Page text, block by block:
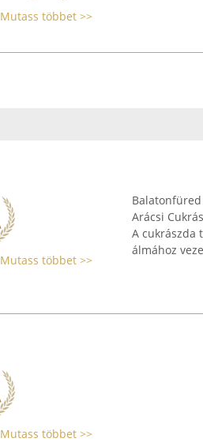
Mutass többet >>
Mutass többet >>
Arácsi
A cukrászda
álmához
Mutass többet >>